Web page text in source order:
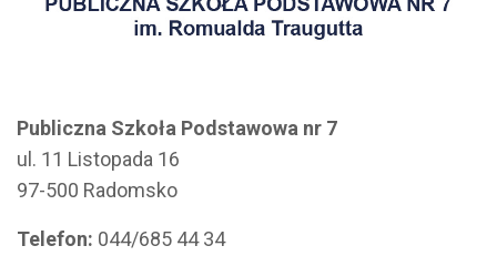
Publiczna Szkoła Podstawowa nr 7
ul. 11 Listopada 16
97-500 Radomsko
Telefon: 044/685 44 34